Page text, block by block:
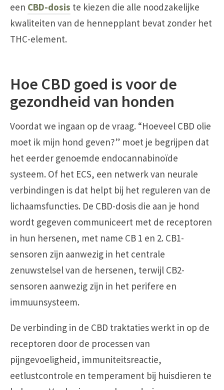
een CBD-dosis te kiezen die alle noodzakelijke
kwaliteiten van de hennepplant bevat zonder het
THC-element.
Hoe CBD goed is voor de
gezondheid van honden
Voordat we ingaan op de vraag. “Hoeveel CBD olie
moet ik mijn hond geven?” moet je begrijpen dat
het eerder genoemde endocannabinoïde
systeem. Of het ECS, een netwerk van neurale
verbindingen is dat helpt bij het reguleren van de
lichaamsfuncties. De CBD-dosis die aan je hond
wordt gegeven communiceert met de receptoren
in hun hersenen, met name CB 1 en 2. CB1-
sensoren zijn aanwezig in het centrale
zenuwstelsel van de hersenen, terwijl CB2-
sensoren aanwezig zijn in het perifere en
immuunsysteem.
De verbinding in de CBD traktaties werkt in op de
receptoren door de processen van
pijngevoeligheid, immuniteitsreactie,
eetlustcontrole en temperament bij huisdieren te